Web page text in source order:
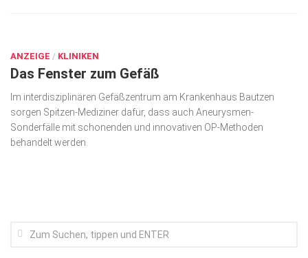
Orthopädie
Schönheit & Wohlbefinden
Special
Wirtschaft, Recht, Finanzen
Sehen
ANZEIGE / KLINIKEN
Das Fenster zum Gefäß
Im interdisziplinären Gefäßzentrum am Krankenhaus Bautzen
sorgen Spitzen-Mediziner dafür, dass auch Aneurysmen-
Sonderfälle mit schonenden und innovativen OP-Methoden
behandelt werden.